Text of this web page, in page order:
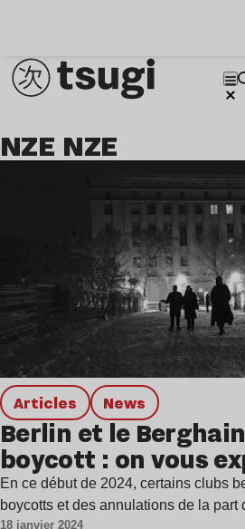
Nu Jazz
Indie
NZE NZE
Articles news
Berlin et le
boycott : on vous
En ce début de 2024, certains clubs
boycotts et des annulations de la
18 janvier 2024